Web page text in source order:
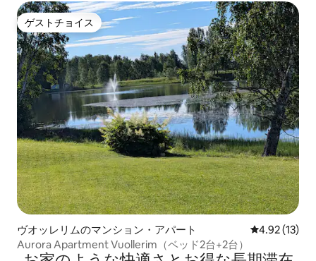
ゲストチョイス
ゲストチョイス
ヴオッレリムのマンション・アパート レビュー13
4.92 (13)
Aurora Apartment Vuollerim（ベッド2台+2台）